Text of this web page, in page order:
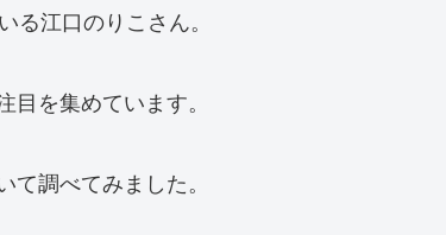
江口のりこさん。
を集めています。
調べてみました。